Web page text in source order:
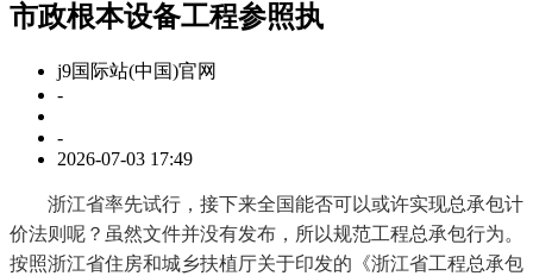
市政根本设备工程参照执
j9国际站(中国)官网
-
-
2026-07-03 17:49
浙江省率先试行，接下来全国能否可以或许实现总承包计
价法则呢？虽然文件并没有发布，所以规范工程总承包行为。
按照浙江省住房和城乡扶植厅关于印发的《浙江省工程总承包